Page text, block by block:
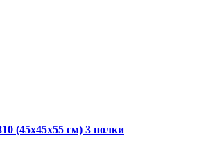
(45x45x55 см) 3 полки